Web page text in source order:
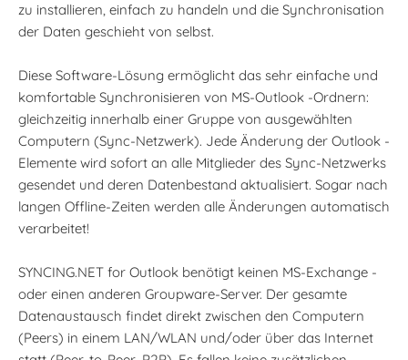
zu installieren, einfach zu handeln und die Synchronisation
der Daten geschieht von selbst.
Diese Software-Lösung ermöglicht das sehr einfache und
komfortable Synchronisieren von MS-Outlook -Ordnern:
gleichzeitig innerhalb einer Gruppe von ausgewählten
Computern (Sync-Netzwerk). Jede Änderung der Outlook -
Elemente wird sofort an alle Mitglieder des Sync-Netzwerks
gesendet und deren Datenbestand aktualisiert. Sogar nach
langen Offline-Zeiten werden alle Änderungen automatisch
verarbeitet!
SYNCING.NET for Outlook benötigt keinen MS-Exchange -
oder einen anderen Groupware-Server. Der gesamte
Datenaustausch findet direkt zwischen den Computern
(Peers) in einem LAN/WLAN und/oder über das Internet